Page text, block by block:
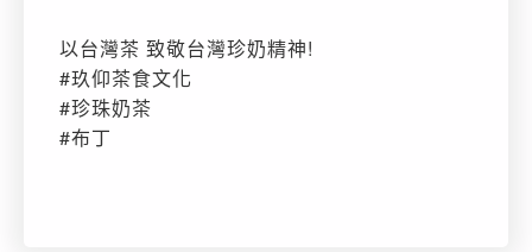
以台灣茶 致敬台灣珍奶精神!
#玖仰茶食文化
#珍珠奶茶
#布丁